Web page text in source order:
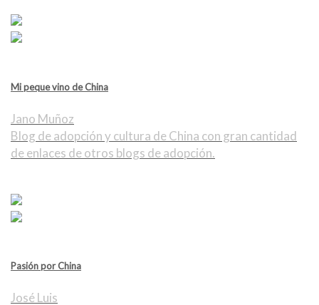
Mi peque vino de China
Jano Muñoz
Blog de adopción y cultura de China con gran cantidad
de enlaces de otros blogs de adopción.
Pasión por China
José Luis